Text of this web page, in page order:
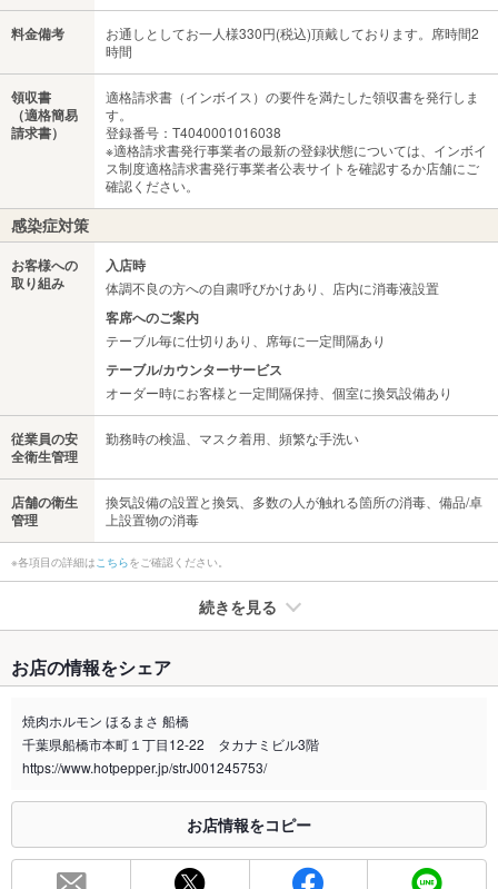
料金備考
お通しとしてお一人様330円(税込)頂戴しております。席時間2
時間
領収書
（適格簡易
請求書）
適格請求書（インボイス）の要件を満たした領収書を発行しま
す。
登録番号：T4040001016038
※適格請求書発行事業者の最新の登録状態については、インボイ
ス制度適格請求書発行事業者公表サイトを確認するか店舗にご
確認ください。
感染症対策
お客様への
取り組み
入店時
体調不良の方への自粛呼びかけあり、店内に消毒液設置
客席へのご案内
テーブル毎に仕切りあり、席毎に一定間隔あり
テーブル/カウンターサービス
オーダー時にお客様と一定間隔保持、個室に換気設備あり
従業員の安
全衛生管理
勤務時の検温、マスク着用、頻繁な手洗い
店舗の衛生
管理
換気設備の設置と換気、多数の人が触れる箇所の消毒、備品/卓
上設置物の消毒
※各項目の詳細はこちらをご確認ください。
続きを見る
禁煙・喫煙
全席喫煙可
店内は加熱式たばこのみ喫煙可能です。
喫煙専用室 なし
お席
お店の情報をシェア
焼肉ホルモン ほるまさ 船橋
千葉県船橋市本町１丁目12-22 タカナミビル3階
https://www.hotpepper.jp/strJ001245753/
お店情報をコピー